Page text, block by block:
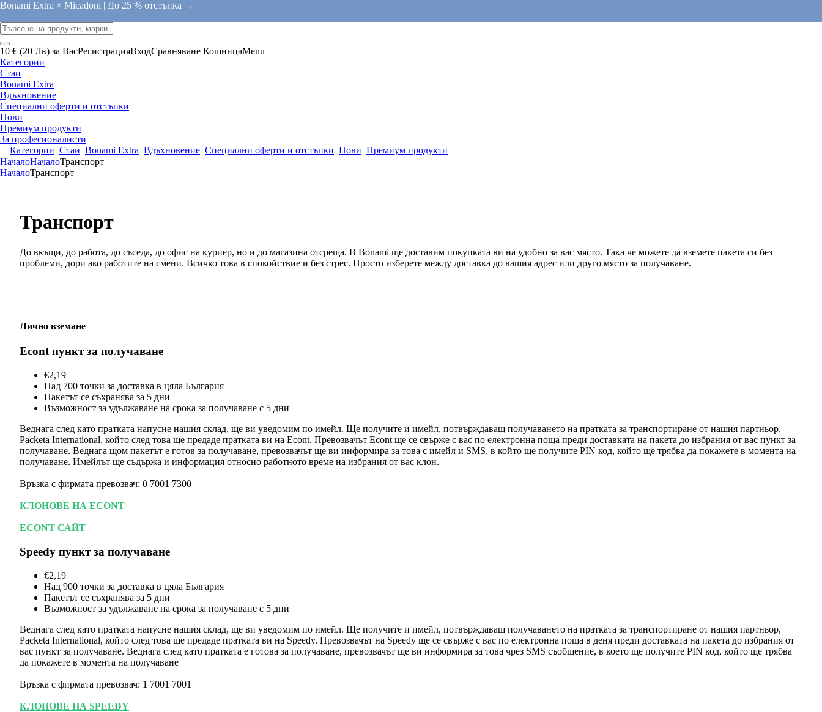
Bonami Extra × Micadoni | До 25 % отстъпка →
10 € (20 Лв) за ВасРегистрацияВходСравняване КошницаMenu
Категории
Стаи
Bonami Extra
Вдъхновение
Специални оферти и отстъпки
Нови
Премиум продукти
За професионалисти
Категории Стаи Bonami Extra Вдъхновение Специални оферти и отстъпки Нови Премиум продукти
НачалоНачалоТранспорт
НачалоТранспорт
Транспорт
До вкъщи, до работа, до съседа, до офис на куриер, но и до магазина отсреща. В Bonami ще доставим покупката ви на удобно за вас място. Така че можете да вземете пакета си без
проблеми, дори ако работите на смени. Всичко това в спокойствие и без стрес. Просто изберете между доставка до вашия адрес или друго място за получаване.
Лично вземане
Econt пункт за получаване
€2,19
Над 700 точки за доставка в цяла България
Пакетът се съхранява за 5 дни
Възможност за удължаване на срока за получаване с 5 дни
Веднага след като пратката напусне нашия склад, ще ви уведомим по имейл. Ще получите и имейл, потвърждаващ получаването на пратката за транспортиране от нашия партньор,
Packeta International, който след това ще предаде пратката ви на Econt. Превозвачът Econt ще се свърже с вас по електронна поща преди доставката на пакета до избрания от вас пункт за
получаване. Веднага щом пакетът е готов за получаване, превозвачът ще ви информира за това с имейл и SMS, в който ще получите PIN код, който ще трябва да покажете в момента на
получаване. Имейлът ще съдържа и информация относно работното време на избрания от вас клон.
Връзка с фирмата превозвач: 0 7001 7300
КЛОНОВЕ НА ECONT
ECONT САЙТ
Speedy пункт за получаване
€2,19
Над 900 точки за доставка в цяла България
Пакетът се съхранява за 5 дни
Възможност за удължаване на срока за получаване с 5 дни
Веднага след като пратката напусне нашия склад, ще ви уведомим по имейл. Ще получите и имейл, потвърждаващ получаването на пратката за транспортиране от нашия партньор,
Packeta International, който след това ще предаде пратката ви на Speedy. Превозвачът на Speedy ще се свърже с вас по електронна поща в деня преди доставката на пакета до избрания от
вас пункт за получаване. Веднага след като пратката е готова за получаване, превозвачът ще ви информира за това чрез SMS съобщение, в което ще получите PIN код, който ще трябва
да покажете в момента на получаване
Връзка с фирмата превозвач: 1 7001 7001
КЛОНОВЕ НА SPEEDY